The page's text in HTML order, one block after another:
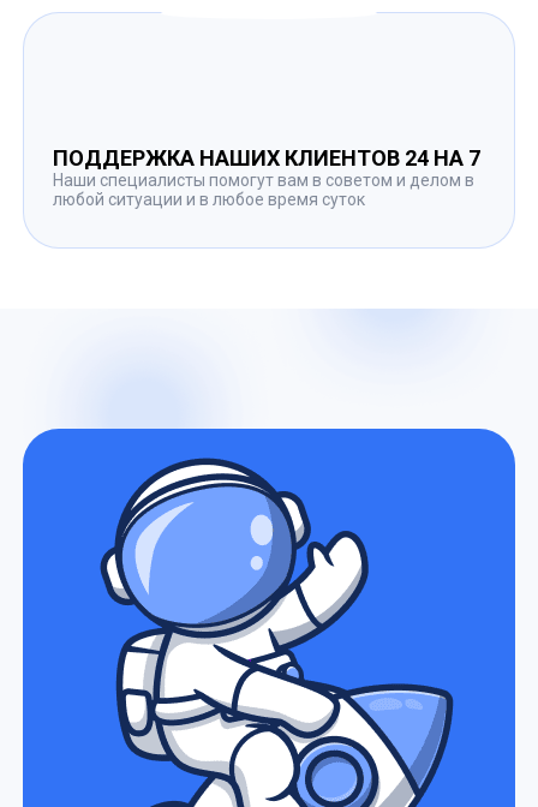
ПОДДЕРЖКА НАШИХ КЛИЕНТОВ 24 НА 7
Наши специалисты помогут вам в советом и делом в
любой ситуации и в любое время суток